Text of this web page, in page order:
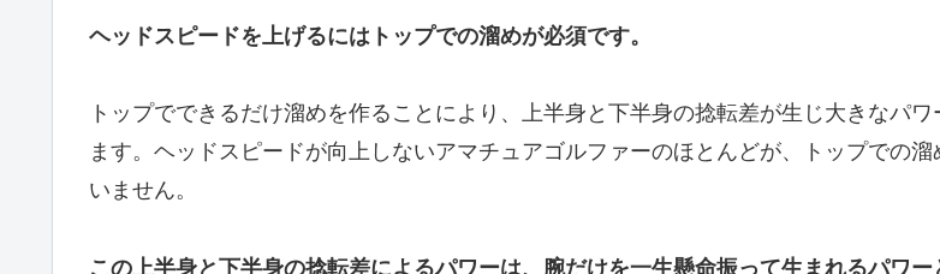
ヘッドスピードを上げるにはトップでの溜めが必須です。
トップでできるだけ溜めを作ることにより、上半身と下半身の捻転差が生じ大きなパ
ます。ヘッドスピードが向上しないアマチュアゴルファーのほとんどが、トップでの溜
いません。
この上半身と下半身の捻転差によるパワーは、腕だけを一生懸命振って生まれるパワー